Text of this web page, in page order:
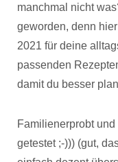
manchmal nicht
geworden, denn
2021 für deine
passenden
damit du besser
Familienerprobt
getestet ;-))) (gut,